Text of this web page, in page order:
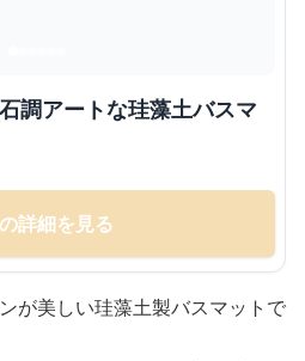
調アートな珪藻土バスマ
詳細を見る
が美しい珪藻土製バスマットで